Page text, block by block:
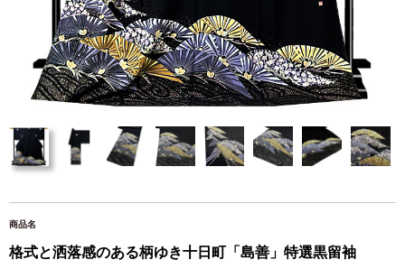
商品名
格式と洒落感のある柄ゆき十日町「島善」特選黒留袖